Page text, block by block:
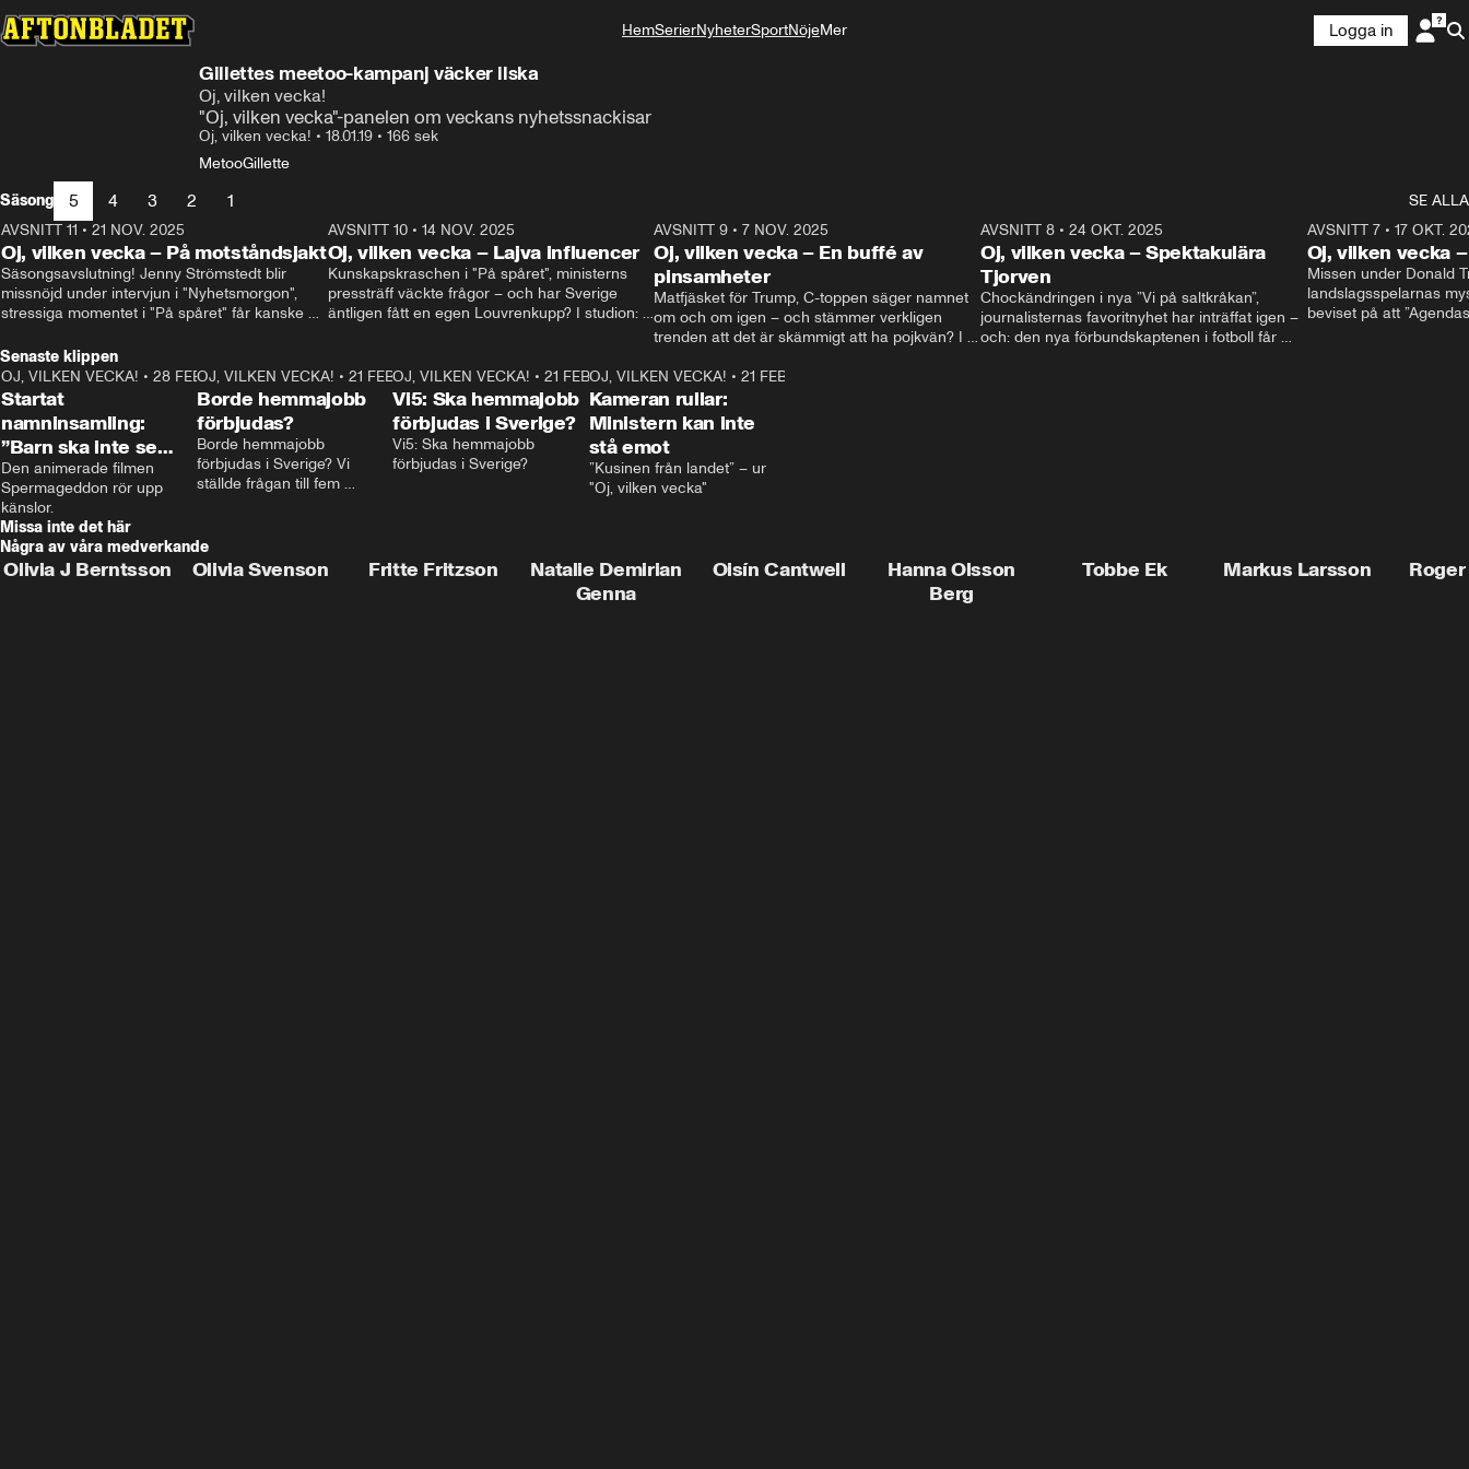
HemSerierNyheterSportNöjeMer
Logga in
Gillettes meetoo-kampanj väcker ilska
Oj, vilken vecka!
"Oj, vilken vecka"-panelen om veckans nyhetssnackisar
Oj, vilken vecka! • 18.01.19 • 166 sek
MetooGillette
Säsong
5 4 3 2 1
SE ALLA
AVSNITT 11 • 21 NOV. 2025
Oj, vilken vecka – På motståndsjakt
Säsongsavslutning! Jenny Strömstedt blir
missnöjd under intervjun i "Nyhetsmorgon",
stressiga momentet i "På spåret" får kanske
Liberalerna om? I studion: Oisin Cantwell och
Karin Pettersson.
21:14
AVSNITT 10• 14 NOV. 2025
Oj, vilken vecka – Lajva influencer
Kunskapskraschen i "På spåret", ministerns
pressträff väckte frågor – och har Sverige
äntligen fått en egen Louvrenkupp? I studion:
AVSNITT 9 •7 NOV. 2025
Oj, vilken vecka – En buffé av
pinsamheter
Matfjäsket för Trump, C-toppen säger namnet
om och om igen – och stämmer verkligen
trenden att det är skämmigt att ha pojkvän? I
AVSNITT 8• 24 OKT. 2025
Oj, vilken vecka – Spektakulära
Tjorven
Chockändringen i nya ”Vi på saltkråkan”,
journalisternas favoritnyhet har inträffat igen –
och: den nya förbundskaptenen i fotboll får
AVSNITT 7• 17 OKT.
Oj, vilken vecka
Missen under Donald
landslagsspelarnas
beviset på att
Senaste klippen
2:40
OJ, VILKEN VECKA! • 28 FEB. 2025
Startat
namninsamling:
”Barn ska inte se
porr”
Den animerade filmen
Spermageddon rör upp
känslor.
0:57
OJ, VILKEN VECKA! •21 FEB. 2025
Borde hemmajobb
förbjudas?
Borde hemmajobb
förbjudas i Sverige? Vi
ställde frågan till fem
1:03
OJ, VILKEN VECKA! •21 FEB. 2025
Vi5: Ska hemmajobb
förbjudas i Sverige?
Vi5: Ska hemmajobb
förbjudas i Sverige?
1:29
OJ, VILKEN VECKA! • 21 FEB. 2025
Kameran rullar:
Ministern kan inte
stå emot
”Kusinen från landet” – ur
"Oj, vilken vecka"
Missa inte det här
Några av våra medverkande
Olivia J Berntsson Olivia Svenson Fritte Fritzson
Natalie Demirian
Genna
Oisín Cantwell
Hanna Olsson
Berg
Tobbe Ek Markus Larsson